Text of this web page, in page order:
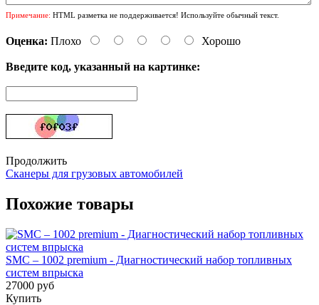
Примечание: HTML разметка не поддерживается! Используйте обычный текст.
Оценка: Плохо Хорошо
Введите код, указанный на картинке:
Продолжить
Сканеры для грузовых автомобилей
Похожие товары
SMC – 1002 premium - Диагностический набор топливных
систем впрыска
27000 руб
Купить